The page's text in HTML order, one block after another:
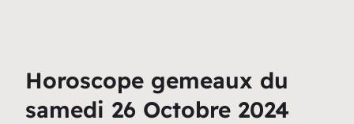
Horoscope gemeaux du
samedi 26 Octobre 2024